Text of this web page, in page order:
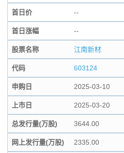
首日价 --
首日涨幅 --
股票名称 江南新材
代码 603124
申购日 2025-03-10
上市日 2025-03-20
总发行量(万股) 3644.00
网上发行量(万股) 2335.00